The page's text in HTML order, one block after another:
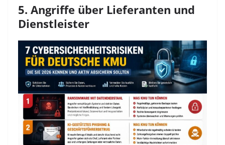
5. Angriffe über Lieferanten und
Dienstleister